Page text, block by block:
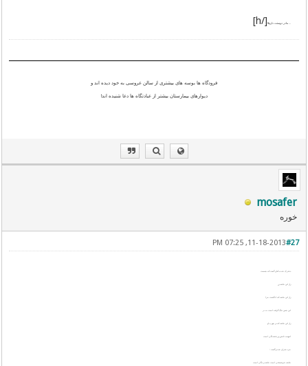
... مادر دوستت دارم♥ [/h]
فرودگاه ها بوسه های بیشتری از سالن عروسی به خود دیده اند و
دیوارهای بیمارستان بیشتر از عبادتگاه ها دعا شنیده اند!
mosafer
خوره
#27
11-18-2013, 07:25 PM
دخترک خنده کنان گفت که چیست
راز این حلقه زر
راز این حلقه که انگشت مرا
این چنین تنگ گرفته است به بر
راز این حلقه که در چهره او
اینهمه تابش و رخشندگی است
مرد حیران شد و گفت :
حلقه خوشبختی است حلقه زندگی است